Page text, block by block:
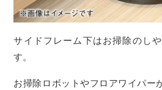
サイドフレーム下はお掃除のし
す。
お掃除ロボットやフロアワイパー